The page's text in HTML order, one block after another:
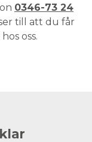
0346-73 24
till att du får
oss.